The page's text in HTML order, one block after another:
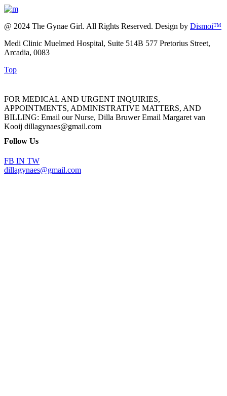
@ 2024 The Gynae Girl. All Rights Reserved. Design by Dismoi™
Medi Clinic Muelmed Hospital, Suite 514B 577 Pretorius Street,
Arcadia, 0083
Top
FOR MEDICAL AND URGENT INQUIRIES,
APPOINTMENTS, ADMINISTRATIVE MATTERS, AND
BILLING: Email our Nurse, Dilla Bruwer Email Margaret van
Kooij dillagynaes@gmail.com
Follow Us
FB IN TW
dillagynaes@gmail.com